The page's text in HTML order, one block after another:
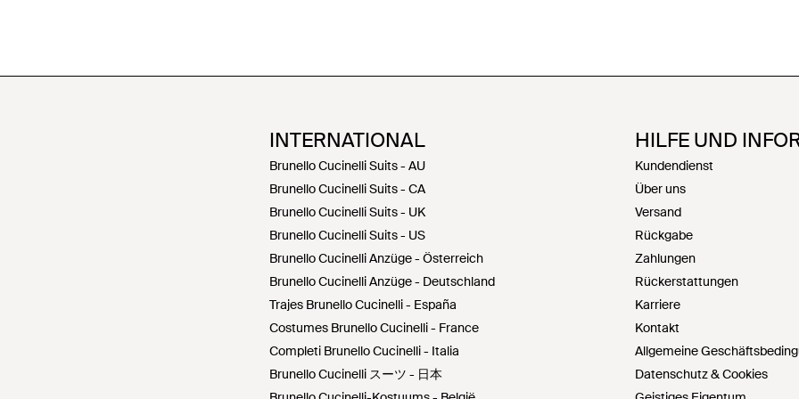
INTERNATIONAL
Brunello Cucinelli Suits - AU
Brunello Cucinelli Suits - CA
Brunello Cucinelli Suits - UK
Brunello Cucinelli Suits - US
Brunello Cucinelli Anzüge - Österreich
Brunello Cucinelli Anzüge - Deutschland
Trajes Brunello Cucinelli - España
Costumes Brunello Cucinelli - France
Completi Brunello Cucinelli - Italia
Brunello Cucinelli スーツ - 日本
HILFE UND
Kundendienst
Über uns
Versand
Rückgabe
Zahlungen
Rückerstattungen
Karriere
Kontakt
Allgemeine
Datenschutz & Cookies